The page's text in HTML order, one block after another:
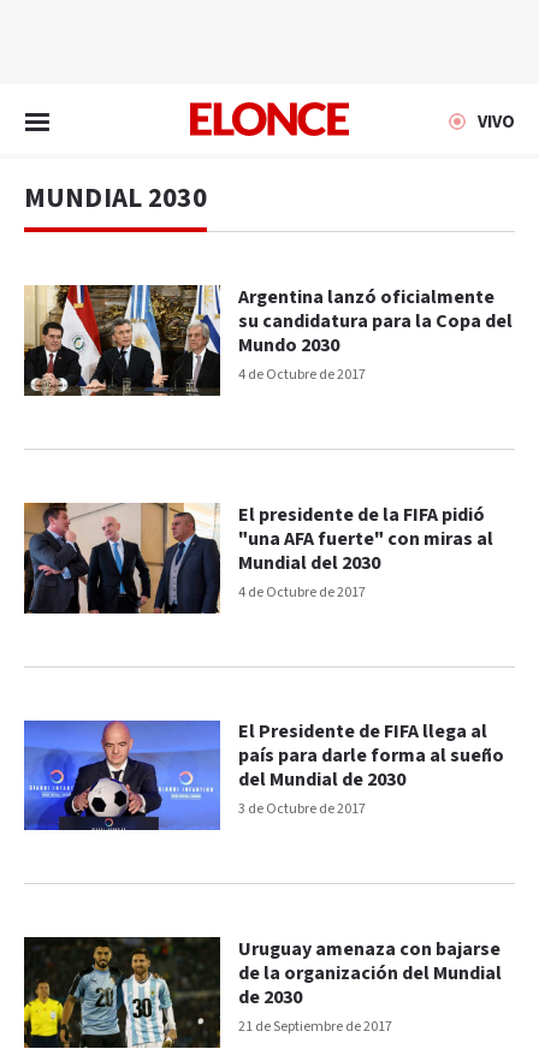
VIVO
MUNDIAL 2030
4 de Octubre de 2017
Argentina lanzó oficialmente
su candidatura para la Copa del
Mundo 2030
4 de Octubre de 2017
El presidente de la FIFA pidió
"una AFA fuerte" con miras al
Mundial del 2030
3 de Octubre de 2017
El Presidente de FIFA llega al
país para darle forma al sueño
del Mundial de 2030
21 de Septiembre de 2017
Uruguay amenaza con bajarse
de la organización del Mundial
de 2030